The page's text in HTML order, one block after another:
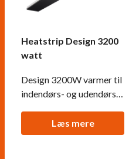
Heatstrip Design 3200
watt
Design 3200W varmer til
indendørs- og udendørs
monterings muligheder.
Denne terrassevarmer
Læs mere